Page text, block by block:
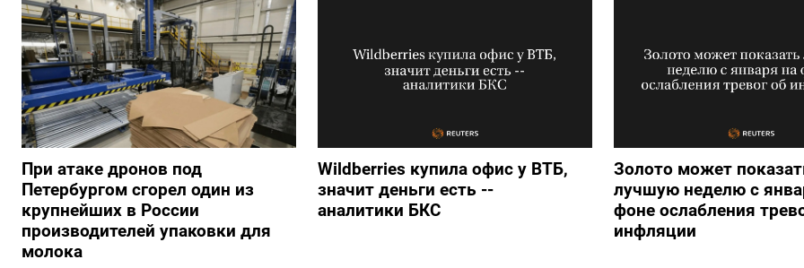
При атаке дронов под
Петербургом сгорел один из
крупнейших в России
производителей упаковки для
молока
Wildberries купила офис у ВТБ,
значит деньги есть --
аналитики БКС
Золото может
лучшую неделю с
фоне ослабления
инфляции